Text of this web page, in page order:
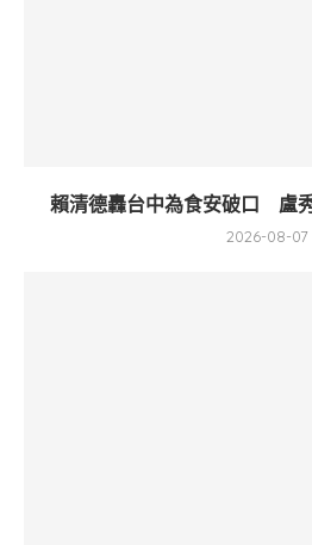
賴清德轟台中為食安破口 盧
2026-08-07